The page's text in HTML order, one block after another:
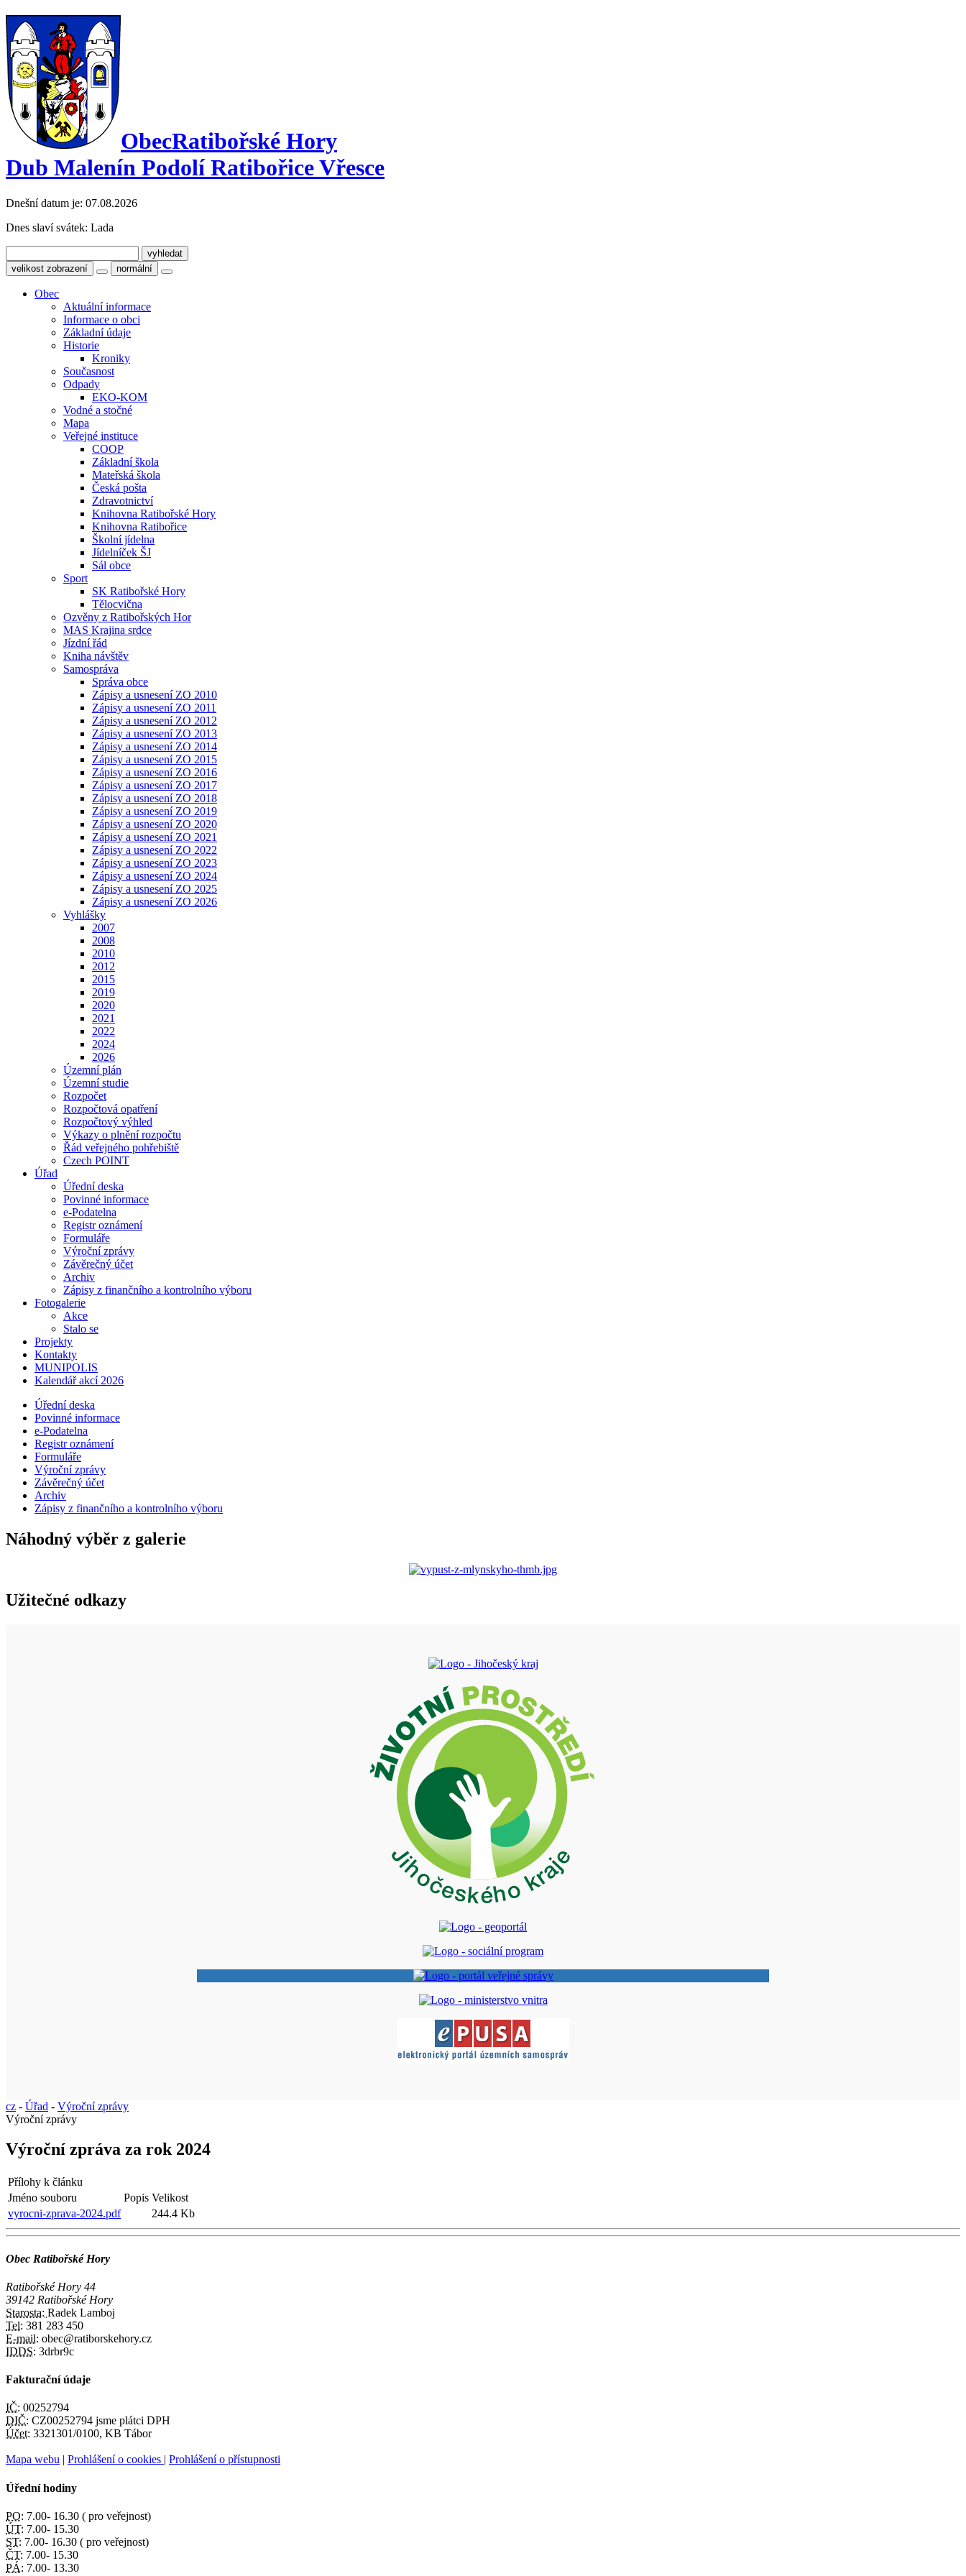
ObecRatibořské Hory
Dub Malenín Podolí Ratibořice Vřesce
Dnešní datum je: 07.08.2026
Dnes slaví svátek: Lada
velikost zobrazení normální
Obec
Aktuální informace
Informace o obci
Základní údaje
Historie
Kroniky
Současnost
Odpady
EKO-KOM
Vodné a stočné
Mapa
Veřejné instituce
COOP
Základní škola
Mateřská škola
Česká pošta
Zdravotnictví
Knihovna Ratibořské Hory
Knihovna Ratibořice
Školní jídelna
Jídelníček ŠJ
Sál obce
Sport
SK Ratibořské Hory
Tělocvična
Ozvěny z Ratibořských Hor
MAS Krajina srdce
Jízdní řád
Kniha návštěv
Samospráva
Správa obce
Zápisy a usnesení ZO 2010
Zápisy a usnesení ZO 2011
Zápisy a usnesení ZO 2012
Zápisy a usnesení ZO 2013
Zápisy a usnesení ZO 2014
Zápisy a usnesení ZO 2015
Zápisy a usnesení ZO 2016
Zápisy a usnesení ZO 2017
Zápisy a usnesení ZO 2018
Zápisy a usnesení ZO 2019
Zápisy a usnesení ZO 2020
Zápisy a usnesení ZO 2021
Zápisy a usnesení ZO 2022
Zápisy a usnesení ZO 2023
Zápisy a usnesení ZO 2024
Zápisy a usnesení ZO 2025
Zápisy a usnesení ZO 2026
Vyhlášky
2007
2008
2010
2012
2015
2019
2020
2021
2022
2024
2026
Územní plán
Územní studie
Rozpočet
Rozpočtová opatření
Rozpočtový výhled
Výkazy o plnění rozpočtu
Řád veřejného pohřebiště
Czech POINT
Úřad
Úřední deska
Povinné informace
e-Podatelna
Registr oznámení
Formuláře
Výroční zprávy
Závěrečný účet
Archiv
Zápisy z finančního a kontrolního výboru
Fotogalerie
Akce
Stalo se
Projekty
Kontakty
MUNIPOLIS
Kalendář akcí 2026
Úřední deska
Povinné informace
e-Podatelna
Registr oznámení
Formuláře
Výroční zprávy
Závěrečný účet
Archiv
Zápisy z finančního a kontrolního výboru
Náhodný výběr z galerie
Užitečné odkazy
cz - Úřad - Výroční zprávy
Výroční zprávy
Výroční zpráva za rok 2024
Přílohy k článku
Jméno souboru
Popis Velikost
vyrocni-zprava-2024.pdf
244.4 Kb
Obec Ratibořské Hory
Ratibořské Hory 44
39142 Ratibořské Hory
Starosta: Radek Lamboj
Tel: 381 283 450
E-mail: obec@ratiborskehory.cz
IDDS: 3drbr9c
Fakturační údaje
IČ: 00252794
DIČ: CZ00252794 jsme plátci DPH
Účet: 3321301/0100, KB Tábor
Mapa webu | Prohlášení o cookies | Prohlášení o přístupnosti
Úřední hodiny
PO: 7.00- 16.30 ( pro veřejnost)
ÚT: 7.00- 15.30
ST: 7.00- 16.30 ( pro veřejnost)
ČT: 7.00- 15.30
PÁ: 7.00- 13.30